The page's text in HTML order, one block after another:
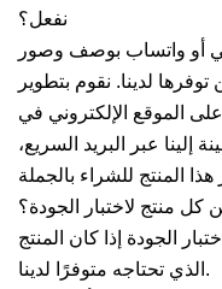
نفعل؟
أو واتساب بوصف وصور
لدينا. نقوم بتطوير
الموقع الإلكتروني في
عبر البريد السريع،
الجودة إذا كان المنتج
الذي تحتاجه متوفرًا لدينا.